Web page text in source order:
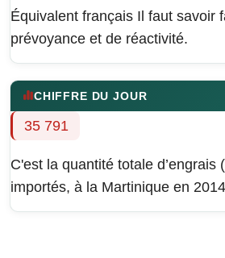
Équivalent français Il faut savoir
prévoyance et de réactivité.
CHIFFRE DU JOUR
35 791
C'est la quantité totale d’engrais
importés, à la Martinique en